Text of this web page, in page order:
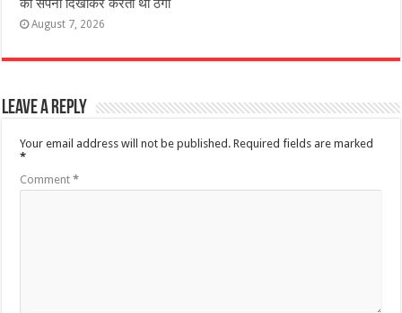
का सपना दिखाकर करता था ठगी
August 7, 2026
Leave a Reply
Your email address will not be published. Required fields are marked
*
Comment*